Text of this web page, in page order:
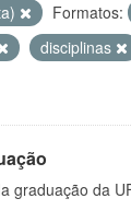
Formatos:
disciplinas
graduação da